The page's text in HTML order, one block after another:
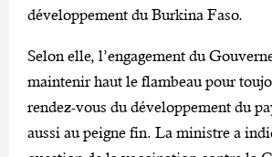
développement du Burkina Faso.
Selon elle, l’engagement du
maintenir haut le flambeau pour
rendez-vous du développement du
aussi au peigne fin. La ministre a